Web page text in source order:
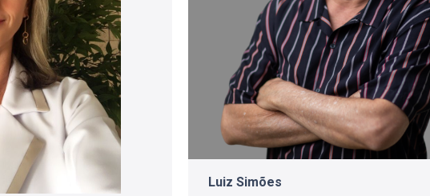
Luiz Simões